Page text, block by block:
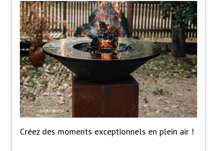
Créez des moments exceptionnels en plein air !